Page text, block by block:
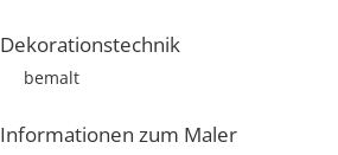
Dekorationstechnik
bemalt
Informationen zum Maler